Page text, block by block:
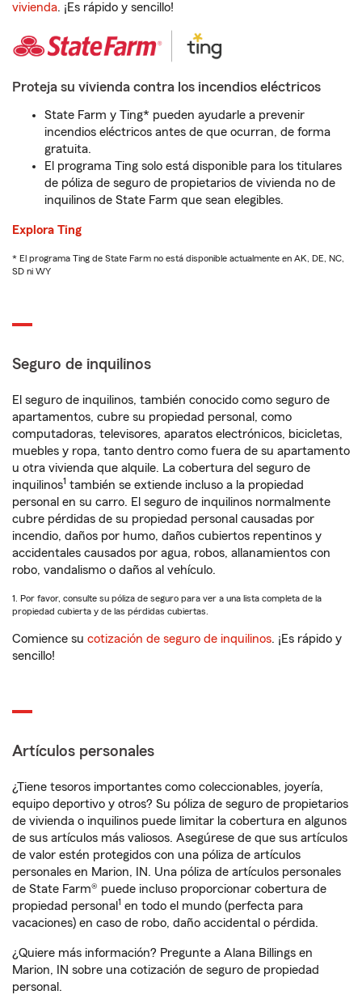
vivienda. ¡Es rápido y sencillo!
Proteja su vivienda contra los incendios eléctricos
State Farm y Ting* pueden ayudarle a prevenir
incendios eléctricos antes de que ocurran, de forma
gratuita.
El programa Ting solo está disponible para los titulares
de póliza de seguro de propietarios de vivienda no de
inquilinos de State Farm que sean elegibles.
Explora Ting
* El programa Ting de State Farm no está disponible actualmente en AK, DE, NC,
SD ni WY
Seguro de inquilinos
El seguro de inquilinos, también conocido como seguro de
apartamentos, cubre su propiedad personal, como
computadoras, televisores, aparatos electrónicos, bicicletas,
muebles y ropa, tanto dentro como fuera de su apartamento
u otra vivienda que alquile. La cobertura del seguro de
inquilinos1 también se extiende incluso a la propiedad
personal en su carro. El seguro de inquilinos normalmente
cubre pérdidas de su propiedad personal causadas por
incendio, daños por humo, daños cubiertos repentinos y
accidentales causados por agua, robos, allanamientos con
robo, vandalismo o daños al vehículo.
1. Por favor, consulte su póliza de seguro para ver a una lista completa de la
propiedad cubierta y de las pérdidas cubiertas.
Comience su cotización de seguro de inquilinos. ¡Es rápido y
sencillo!
Artículos personales
¿Tiene tesoros importantes como coleccionables, joyería,
equipo deportivo y otros? Su póliza de seguro de propietarios
de vivienda o inquilinos puede limitar la cobertura en algunos
de sus artículos más valiosos. Asegúrese de que sus artículos
de valor estén protegidos con una póliza de artículos
personales en Marion, IN. Una póliza de artículos personales
de State Farm® puede incluso proporcionar cobertura de
propiedad personal 1 en todo el mundo (perfecta para
vacaciones) en caso de robo, daño accidental o pérdida.
¿Quiere más información? Pregunte a Alana Billings en
Marion, IN sobre una cotización de seguro de propiedad
personal.